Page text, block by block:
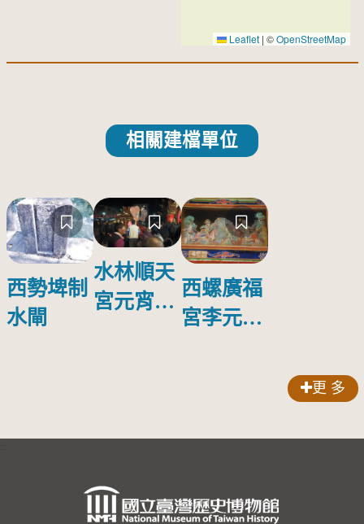
Leaflet | ©OpenStreetMap
相關建檔單位
西勢埤制
水閘
水林順天
宮元宵遶
西螺廣福
宮李元霸
更 多